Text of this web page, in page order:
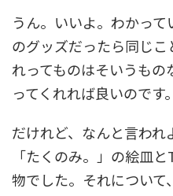
うん。いいよ。わかっ
のグッズだったら同じ
れってものはそいうも
ってくれれば良いのです。
だけれど、なんと言われ
「たくのみ。」の絵皿
物でした。それについて